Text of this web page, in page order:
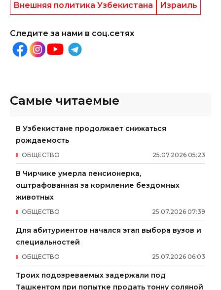
Внешняя политика Узбекистана Израиль
Следите за нами в соц.сетях
Самые читаемые
В Узбекистане продолжает снижаться
рождаемость
25.07.2026 05:23
ОБЩЕСТВО
В Чирчике умерла пенсионерка,
оштрафованная за кормление бездомных
животных
25.07.2026 07:39
ОБЩЕСТВО
Для абитуриентов начался этап выбора вузов и
специальностей
25.07.2026 06:03
ОБЩЕСТВО
Троих подозреваемых задержали под
Ташкентом при попытке продать тонну соляной